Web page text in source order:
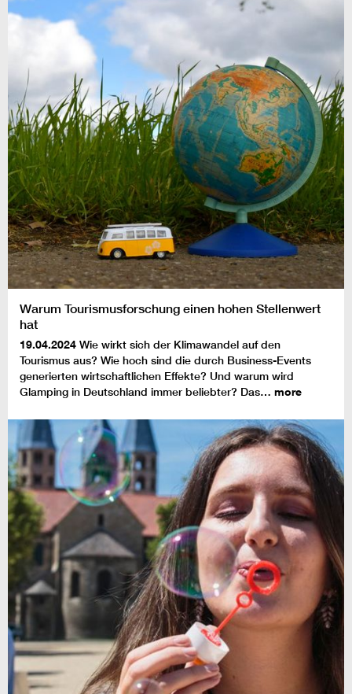
Warum Tourismusforschung einen hohen Stellenwert
hat
19.04.2024 Wie wirkt sich der Klimawandel auf den
Tourismus aus? Wie hoch sind die durch Business-Events
generierten wirtschaftlichen Effekte? Und warum wird
Glamping in Deutschland immer beliebter? Das… more